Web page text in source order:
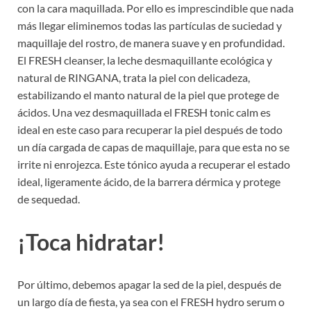
con la cara maquillada. Por ello es imprescindible que nada
más llegar eliminemos todas las partículas de suciedad y
maquillaje del rostro, de manera suave y en profundidad.
El FRESH cleanser, la leche desmaquillante ecológica y
natural de RINGANA, trata la piel con delicadeza,
estabilizando el manto natural de la piel que protege de
ácidos. Una vez desmaquillada el FRESH tonic calm es
ideal en este caso para recuperar la piel después de todo
un día cargada de capas de maquillaje, para que esta no se
irrite ni enrojezca. Este tónico ayuda a recuperar el estado
ideal, ligeramente ácido, de la barrera dérmica y protege
de sequedad.
¡Toca hidratar!
Por último, debemos apagar la sed de la piel, después de
un largo día de fiesta, ya sea con el FRESH hydro serum o